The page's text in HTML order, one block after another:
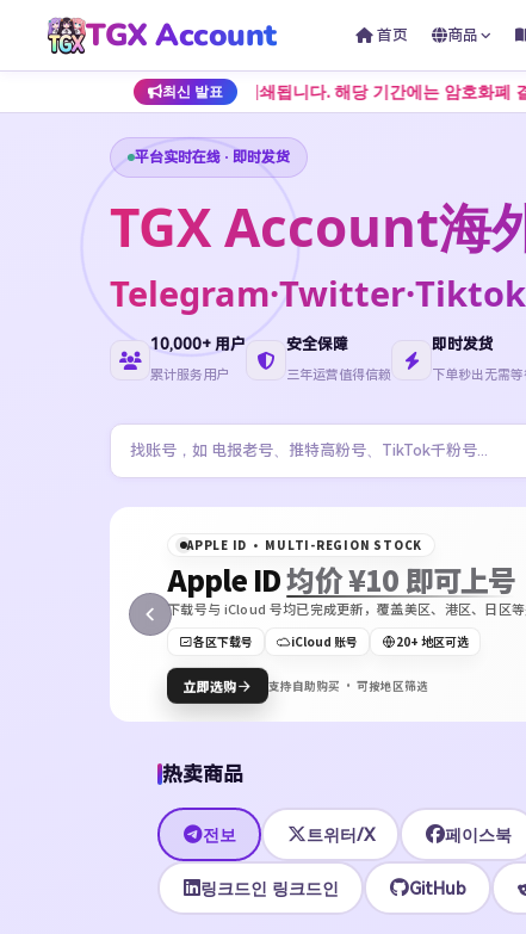
TGX Account 首页 商品
최신 발표
적으로 폐쇄됩니다. 해당 기간에는 암호화폐 결제만 지원됩니다.
平台实时在线 · 即时发货
TGX Account海
10,000+ 用户
累计服务用户
安全保障
三年运营值得信赖
即时发货
下单秒出无需等
APPLE ID · MULTI-REGION STOCK
Apple ID均价 ¥10 即可上号
下载号与 iCloud 号均已完成更新，覆盖美区、港区、日区
各区下载号 iCloud 账号 20+ 地区可选
立即选购 支持自助购买 · 可按地区筛选
热卖商品
전보 트위터/X 페이스북
링크드인 링크드인 GitHub